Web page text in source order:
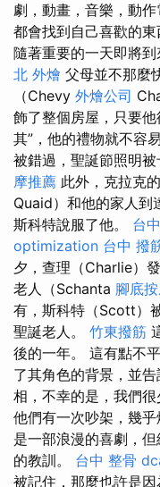
劇，動畫，音樂，動
都會找到自己喜歡的
隨著重要的一天即將到
北 外燴 父母並不那麼
（Chevy 外燴公司
飾了整個房屋，只要
其”，他的禮物就不容
被錯過，聖誕節照明被
摩推薦 此外，克拉克
Quaid）和他的家人到
斯科特說服了他。 台
optimization 台中 撥
夕，查理（Charlie）
老人（Schanta 腳底
有，斯科特（Scott）
聖誕老人。 竹東撥筋
後的一年。 這有點不
了其角色的背景，並
相，不​​幸的是，我們
他們有一次吵架，幾
是一部浪漫的喜劇，
的教訓。 台中 整骨
被記住，那麼也許是